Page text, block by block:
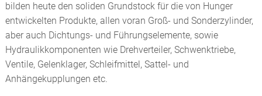
bilden heute den soliden Grundstock für die von Hunger
entwickelten Produkte, allen voran Groß- und Sonderzylinder,
aber auch Dichtungs- und Führungselemente, sowie
Hydraulikkomponenten wie Drehverteiler, Schwenktriebe,
Ventile, Gelenklager, Schleifmittel, Sattel- und
Anhängekupplungen etc.